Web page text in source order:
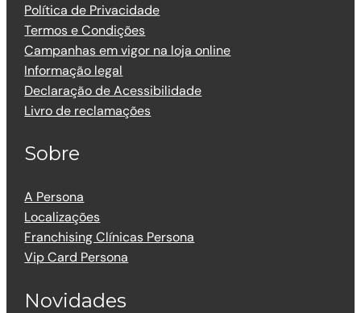
Política de Privacidade
Termos e Condições
Campanhas em vigor na loja online
Informação legal
Declaração de Acessibilidade
Livro de reclamações
Sobre
A Persona
Localizações
Franchising Clínicas Persona
Vip Card Persona
Novidades